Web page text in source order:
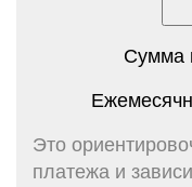
Сумма
Это
платежа и